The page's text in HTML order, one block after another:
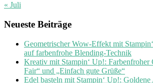
« Juli
Neueste Beiträge
Geometrischer Wow-Effekt mit
auf farbenfrohe Blending-Technik
Kreativ mit Stampin‘ Up!: Farbenfroher
Fair“ und „Einfach gute Grüße“
Edel basteln mit Stampin‘ Up!: